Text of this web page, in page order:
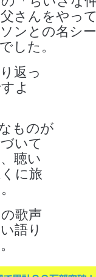
さんをやっ
ンとの名シ
した。
返っ
よ
ものが
いて
聴い
に旅
歌声
語り